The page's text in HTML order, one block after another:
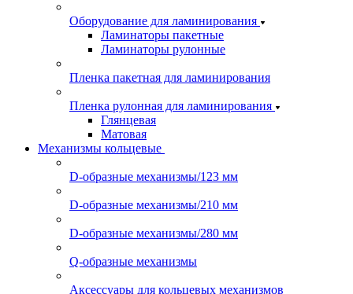
Оборудование для ламинирования
Ламинаторы пакетные
Ламинаторы рулонные
Пленка пакетная для ламинирования
Пленка рулонная для ламинирования
Глянцевая
Матовая
Механизмы кольцевые
D-образные механизмы/123 мм
D-образные механизмы/210 мм
D-образные механизмы/280 мм
Q-образные механизмы
Аксессуары для кольцевых механизмов